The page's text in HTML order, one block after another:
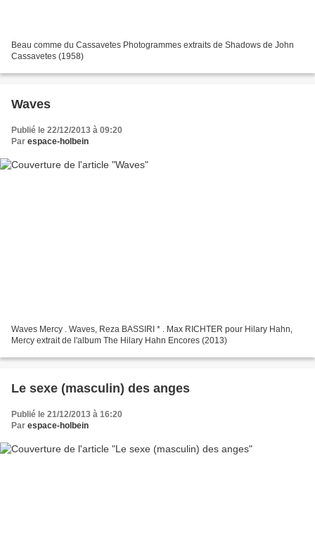
Beau comme du Cassavetes Photogrammes extraits de Shadows de John
Cassavetes (1958)
Waves
Publié le 22/12/2013 à 09:20
Par espace-holbein
Waves Mercy . Waves, Reza BASSIRI * . Max RICHTER pour Hilary Hahn,
Mercy extrait de l'album The Hilary Hahn Encores (2013)
Le sexe (masculin) des anges
Publié le 21/12/2013 à 16:20
Par espace-holbein